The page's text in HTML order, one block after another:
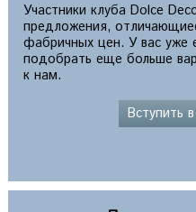
Участники клуба Dolce
предложения,
фабричных цен. У вас уже
подобрать еще больше
к нам.
Вступить